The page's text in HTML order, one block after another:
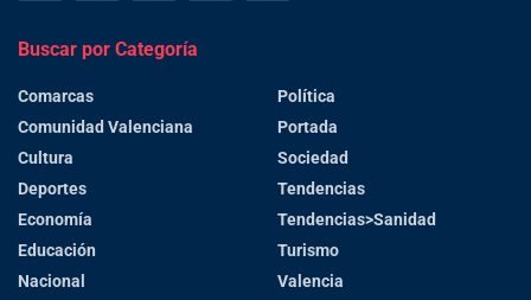
Buscar por Categoría
Comarcas
Comunidad Valenciana
Cultura
Deportes
Economía
Educación
Nacional
Política
Portada
Sociedad
Tendencias
Tendencias>Sanidad
Turismo
Valencia